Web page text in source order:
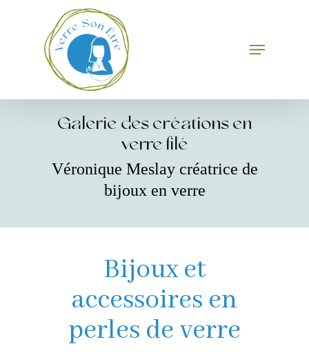
Menu
Galerie des créations en
verre filé
Véronique Meslay créatrice de
bijoux en verre
Bijoux et
accessoires en
perles de verre